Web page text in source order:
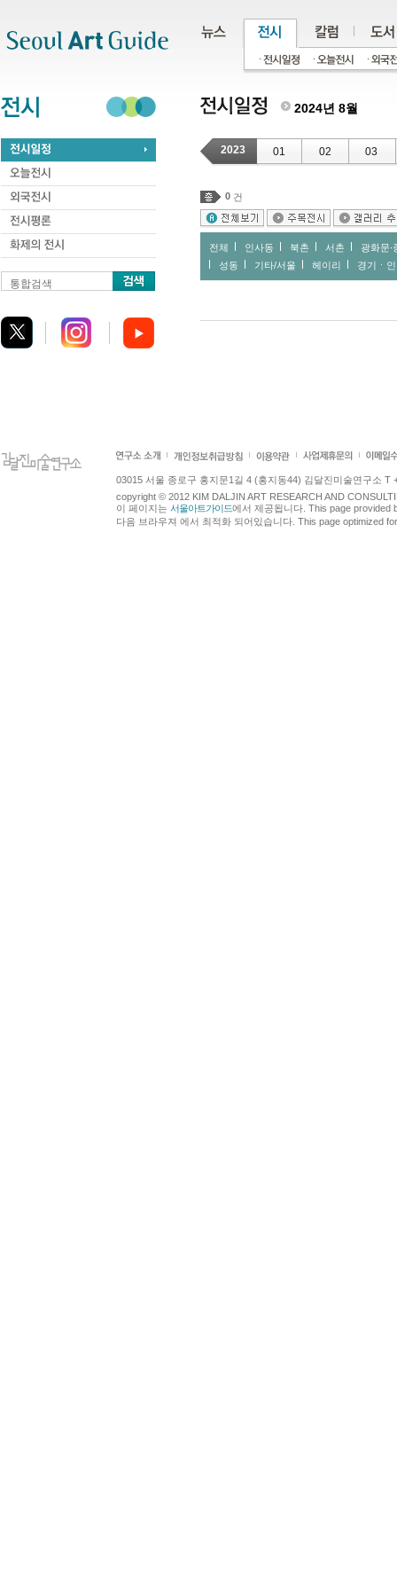
통합검색
2024년 8월
2023 01 02 03
0 건
전체 인사동 북촌 서촌
광화문∙
성동
기타/서울 헤이리 경기ㆍ
03015 서울 종로구 홍지문1길 4 (홍지동44) 김달진미술연구소 T
copyright © 2012 KIM DALJIN ART RESEARCH AND
이 페이지는 서울아트가이드에서 제공됩니다. This page provided
다음 브라우져 에서 최적화 되어있습니다. This page optimized